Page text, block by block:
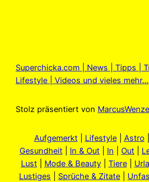
Superchicka.com | News | Tipps |
Lifestyle | Videos und vieles mehr…
Stolz präsentiert von
Aufgemerkt| Lifestyle| Astro
Gesundheit
In & Out In Out
Lust| Mode & Beauty| Tiere|
Lustiges
Sprüche & Zitate